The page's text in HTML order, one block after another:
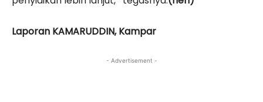
Laporan KAMARUDDIN, Kampar
- Advertisement -